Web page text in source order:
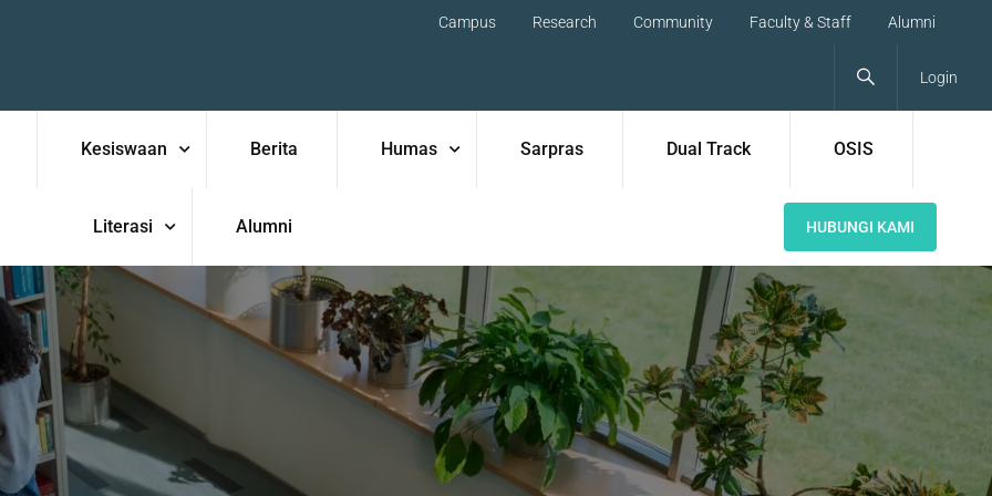
Campus Research Community Faculty & Staff Alumni
Login
Kesiswaan Berita Humas Sarpras Dual Track OSIS
Literasi Alumni HUBUNGI KAMI